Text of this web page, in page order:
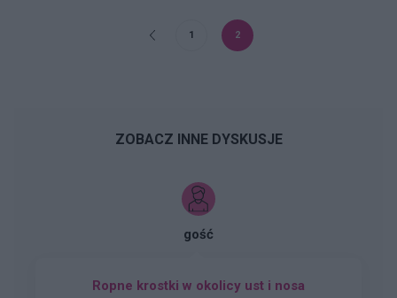
1 2
ZOBACZ INNE DYSKUSJE
gość
Ropne krostki w okolicy ust i nosa